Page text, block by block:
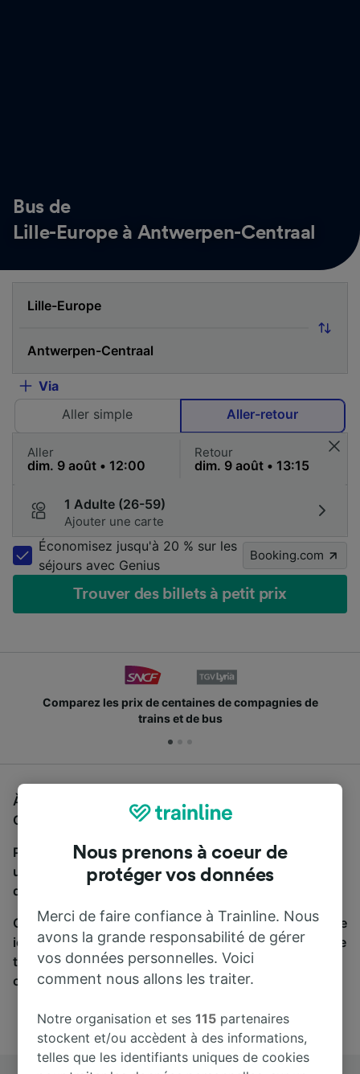
Bus de
Lille-Europe à Antwerpen-Centraal
Via
Aller simple
Aller-retour
Aller Retour
1 Adulte (26-59)
Ajouter une carte
Économisez jusqu'à 20 % sur les
séjours avec Genius
Booking.com
Trouver des billets à petit prix
Comparez les prix de centaines de compagnies de
trains et de bus
À la recherche d'un bus de Lille-Europe à Antwerpen-
Centraal, vous êtes au bon endroit.
Pour trouver des billets de bus, lancez simplement
une recherche ci-dessus. Nous comparons les temps
de trajets et les prix des voyages, en train et en bus.
Qu’importe votre destination, votre voyage commence
ici. Nous collaborons avec plus de 170 compagnies de
train et de bus. Consultez et achetez vos billets sur
cette page.
Nous prenons à coeur de
protéger vos données
Merci de faire confiance à Trainline. Nous
avons la grande responsabilité de gérer
vos données personnelles. Voici
comment nous allons les traiter.
Notre organisation et ses115 partenaires
stockent et/ou accèdent à des informations,
telles que les identifiants uniques de cookies